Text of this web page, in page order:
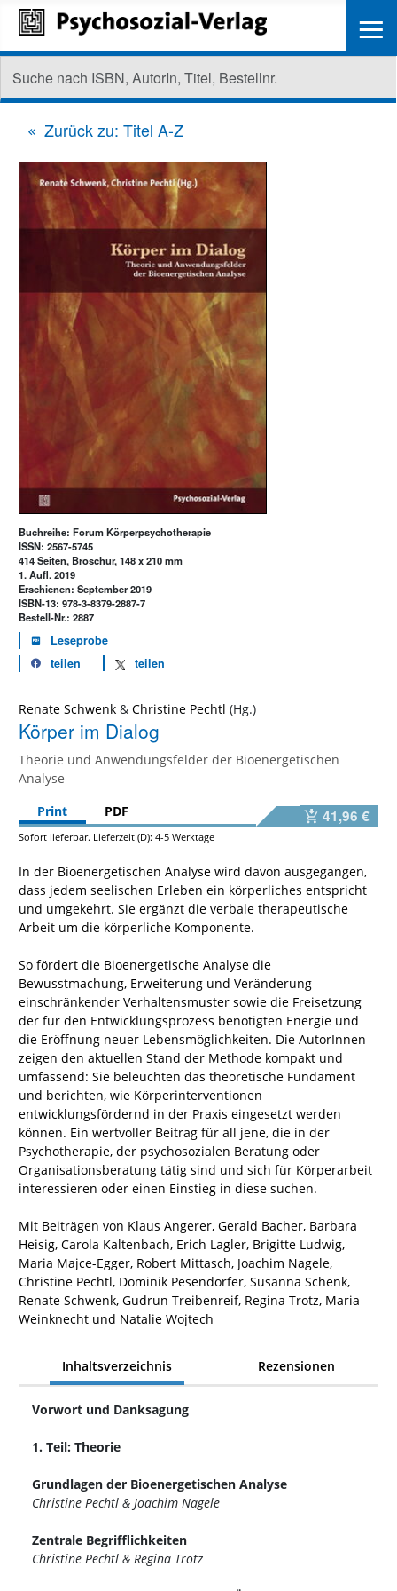
Zurück zu: Titel A-Z
Buchreihe: Forum Körperpsychotherapie
ISSN: 2567-5745
414 Seiten, Broschur, 148 x 210 mm
1. Aufl. 2019
Erschienen: September 2019
ISBN-13: 978-3-8379-2887-7
Bestell-Nr.: 2887
Leseprobe
teilen
teilen
Renate Schwenk & Christine Pechtl
Körper im Dialog
Theorie und Anwendungsfelder der Bioenergetischen
Analyse
Print
PDF 41,96 €
Sofort lieferbar. Lieferzeit (D): 4-5 Werktage
In der Bioenergetischen Analyse wird davon ausgegangen,
dass jedem seelischen Erleben ein körperliches entspricht
und umgekehrt. Sie ergänzt die verbale therapeutische
Arbeit um die körperliche Komponente.
So fördert die Bioenergetische Analyse die
Bewusstmachung, Erweiterung und Veränderung
einschränkender Verhaltensmuster sowie die Freisetzung
der für den Entwicklungsprozess benötigten Energie und
die Eröffnung neuer Lebensmöglichkeiten. Die AutorInnen
zeigen den aktuellen Stand der Methode kompakt und
umfassend: Sie beleuchten das theoretische Fundament
und berichten, wie Körperinterventionen
entwicklungsfördernd in der Praxis eingesetzt werden
können. Ein wertvoller Beitrag für all jene, die in der
Psychotherapie, der psychosozialen Beratung oder
Organisationsberatung tätig sind und sich für Körperarbeit
interessieren oder einen Einstieg in diese suchen.
Mit Beiträgen von Klaus Angerer, Gerald Bacher, Barbara
Heisig, Carola Kaltenbach, Erich Lagler, Brigitte Ludwig,
Maria Majce-Egger, Robert Mittasch, Joachim Nagele,
Christine Pechtl, Dominik Pesendorfer, Susanna Schenk,
Renate Schwenk, Gudrun Treibenreif, Regina Trotz, Maria
Weinknecht und Natalie Wojtech
Inhaltsverzeichnis Rezensionen
Vorwort und Danksagung
1. Teil: Theorie
Grundlagen der Bioenergetischen Analyse
Christine Pechtl & Joachim Nagele
Zentrale Begrifflichkeiten
Christine Pechtl & Regina Trotz
≡